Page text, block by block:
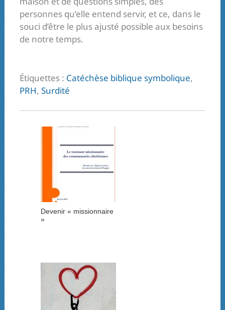
personnes qu’elle entend servir, et ce, dans le
souci d’être le plus ajusté possible aux besoins
de notre temps.
Étiquettes : Catéchèse biblique symbolique,
PRH,Surdité
Devenir « missionnaire
»